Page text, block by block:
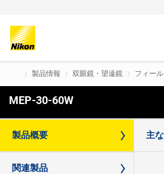
製品情報 双眼鏡・望遠鏡 フィー
MEP-30-60W
製品概要 主
関連製品